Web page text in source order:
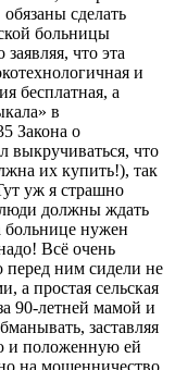
сделать
больницы
что эта
и
бесплатная, а
в
Закона о
выкручиваться, что
их купить!), так
уж я страшно
люди должны ждать
больнице нужен
Всё очень
перед ним сидели не
а простая сельская
90-летней мамой и
заставляя
и положенную ей
на мошенничество